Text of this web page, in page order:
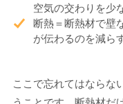
空気の交わりを少
断熱＝断熱材で壁
が伝わるのを減ら
ここで忘れてはならな